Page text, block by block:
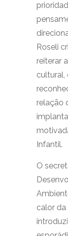
Roseli
reiterar
cultural,
relação
Infantil.
O
calor da